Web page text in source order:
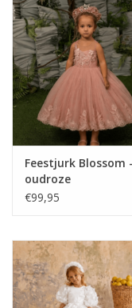
Feestjurk Blossom -
oudroze
€99,95